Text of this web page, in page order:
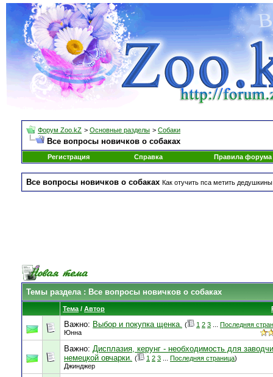
Форум Zoo.kZ > Основные разделы > Собаки
Все вопросы новичков о собаках
Регистрация Справка Правила форума
Все вопросы новичков о собаках Как отучить пса метить
Темы раздела: Все вопросы новичков о собаках
Тема / Автор
Важно: Выбор и покупка щенка. ( 1 2 3
Последняя
Юнна
Важно: Дисплазия, керунг - необходимость для
немецкой овчарки. ( 1 2 3 Последняя страница)
Джинджер